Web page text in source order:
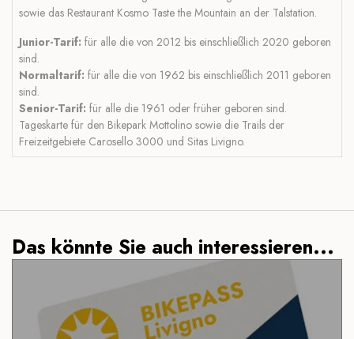
sowie das Restaurant Kosmo Taste the Mountain an der Talstation.
Junior-Tarif: für alle die von 2012 bis einschließlich 2020 geboren
sind.
Normaltarif: für alle die von 1962 bis einschließlich 2011 geboren
sind.
Senior-Tarif: für alle die 1961 oder früher geboren sind.
Tageskarte für den Bikepark Mottolino sowie die Trails der
Freizeitgebiete Carosello 3000 und Sitas Livigno.
Das könnte Sie auch interessieren...